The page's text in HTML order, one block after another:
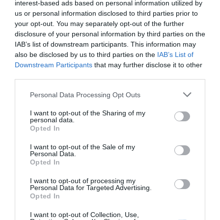
interest-based ads based on personal information utilized by
us or personal information disclosed to third parties prior to
your opt-out. You may separately opt-out of the further
disclosure of your personal information by third parties on the
IAB’s list of downstream participants. This information may
also be disclosed by us to third parties on the IAB’s List of
Downstream Participants that may further disclose it to other
Personal Data Processing Opt Outs
I want to opt-out of the Sharing of my
personal data.
Opted In
I want to opt-out of the Sale of my
Personal Data.
Opted In
I want to opt-out of processing my
Personal Data for Targeted Advertising.
Opted In
I want to opt-out of Collection, Use,
1 507 km (tiempo estimado 13 heures 13 minutes)
Prendre la directionouestsurQuai du
PortversRue de la Prison
0,4 km
Continuer surAv. Vaudoyer 0,3 km
Quai de la Tourette
Continuer sur Quai de la Joliette
Prendreà droitesurBd des Dames 0,1 km
Prendreà gauche
Continuer surBd de Dunkerque 0,5 km
RejoindreA55 par la bretelle à
©2014 Google, basado en
partir de
France